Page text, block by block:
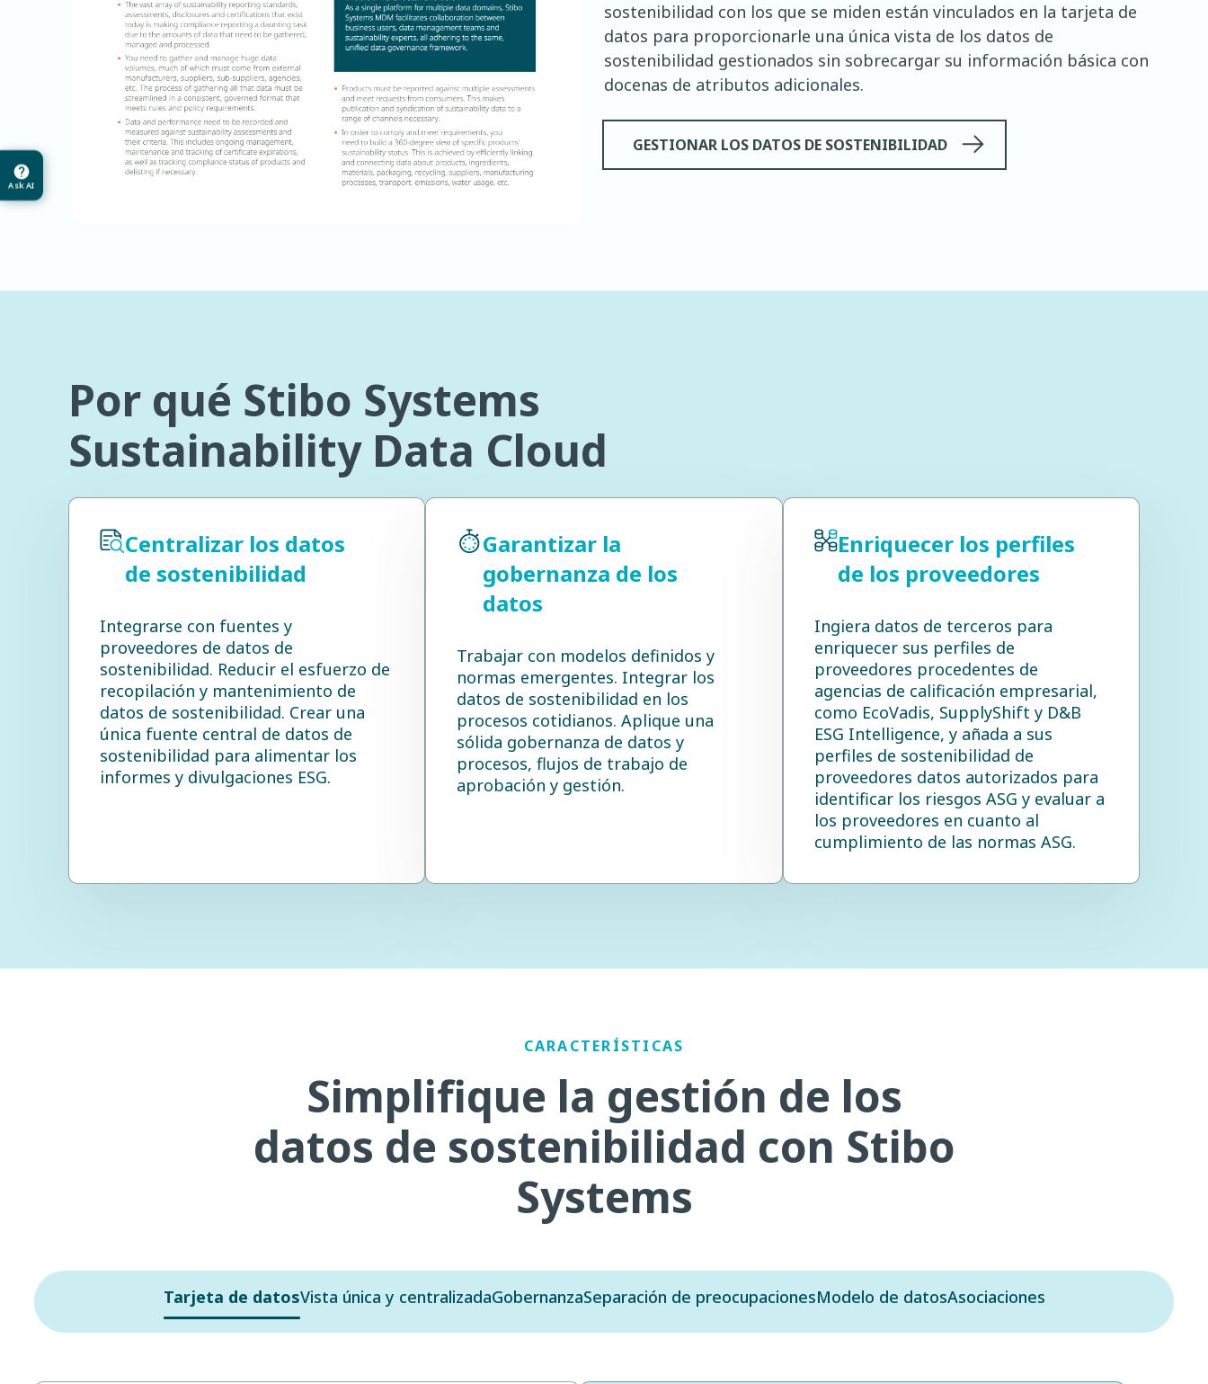
Ask AI
sostenibilidad con los que se miden están vinculados en la tarjeta de
datos para proporcionarle una única vista de los datos de
sostenibilidad gestionados sin sobrecargar su información básica con
docenas de atributos adicionales.
GESTIONAR LOS DATOS DE SOSTENIBILIDAD
Por qué Stibo Systems
Sustainability Data Cloud
Centralizar los datos
de sostenibilidad
Integrarse con fuentes y
proveedores de datos de
sostenibilidad. Reducir el esfuerzo de
recopilación y mantenimiento de
datos de sostenibilidad. Crear una
única fuente central de datos de
sostenibilidad para alimentar los
informes y divulgaciones ESG.
Garantizar la
gobernanza de los
datos
Trabajar con modelos definidos y
normas emergentes. Integrar los
datos de sostenibilidad en los
procesos cotidianos. Aplique una
sólida gobernanza de datos y
procesos, flujos de trabajo de
aprobación y gestión.
Enriquecer los perfiles
de los proveedores
Ingiera datos de terceros para
enriquecer sus perfiles de
proveedores procedentes de
agencias de calificación empresarial,
como EcoVadis, SupplyShift y D&B
ESG Intelligence, y añada a sus
perfiles de sostenibilidad de
proveedores datos autorizados para
identificar los riesgos ASG y evaluar a
los proveedores en cuanto al
cumplimiento de las normas ASG.
CARACTERÍSTICAS
Simplifique la gestión de los
datos de sostenibilidad con Stibo
Systems
Tarjeta de datosVista única y centralizadaGobernanzaSeparación de preocupacionesModelo de datosAsociaciones